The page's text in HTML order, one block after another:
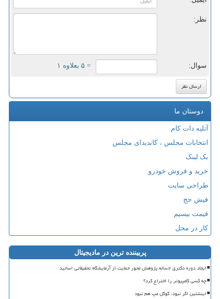
نظر:
سوال: = ۵ بعلاوه ۱
دوستان ما
آتلیه دات کام
انتخابات مجلس ، کاندیدای مجلس
بک لینک
خرید و فروش خودرو
طراحی سایت
فیش حج
قیمت بیسیم
کار در محل
پربیننده ترین در مادیجیتال
ایجاد دوره دکتری ۲ساله پژوهش محور حمایت از آزمایشگاه تحقیقاتی اساتید
چه کسی کامپیوتر را اختراع کرد؟
اینشتین اگر نبود، گوگل مپ هم نبود